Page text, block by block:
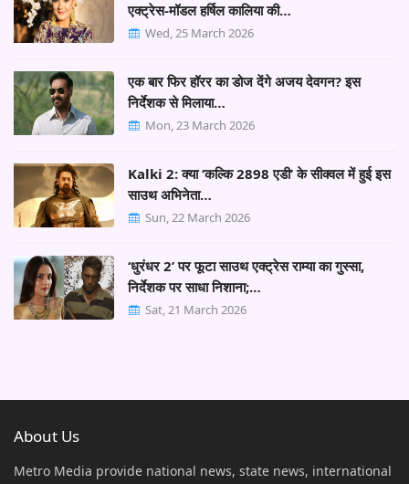
एक्ट्रेस-मॉडल हर्षिल कालिया की…
Wed, 25 March 2026
एक बार फिर हॉरर का डोज देंगे अजय देवगन? इस
निर्देशक से मिलाया…
Mon, 23 March 2026
Kalki 2: क्या ‘कल्कि 2898 एडी’ के सीक्वल में हुई इस
साउथ अभिनेता…
Sun, 22 March 2026
‘धुरंधर 2’ पर फूटा साउथ एक्ट्रेस राम्या का गुस्सा,
निर्देशक पर साधा निशाना;…
Sat, 21 March 2026
About Us
Metro Media provide national news, state news, international